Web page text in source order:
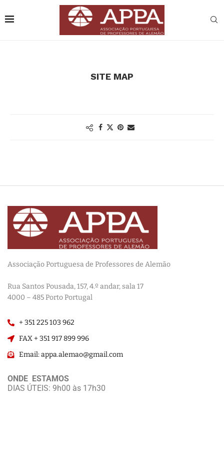
SITE MAP
Associação Portuguesa de Professores de Alemão
Rua Santos Pousada, 157, 4.º andar, sala 17———————–
4000 – 485 Porto Portugal
+ 351 225 103 962
FAX + 351 917 899 996
Email: appa.alemao@gmail.com
ONDE ESTAMOS
DIAS ÚTEIS: 9h00 às 17h30